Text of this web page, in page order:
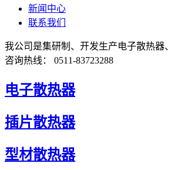
新闻中心
联系我们
我公司是集研制、开发生产电子散热器
咨询热线： 0511-83723288
电子散热器
插片散热器
型材散热器